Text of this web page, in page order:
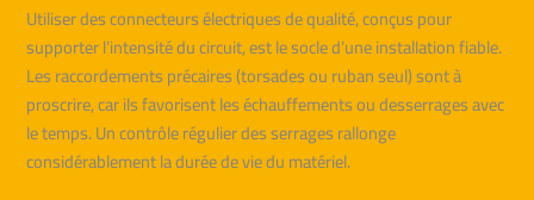
Utiliser des connecteurs électriques de qualité, conçus pour
supporter l’intensité du circuit, est le socle d’une installation fiable.
Les raccordements précaires (torsades ou ruban seul) sont à
proscrire, car ils favorisent les échauffements ou desserrages avec
le temps. Un contrôle régulier des serrages rallonge
considérablement la durée de vie du matériel.